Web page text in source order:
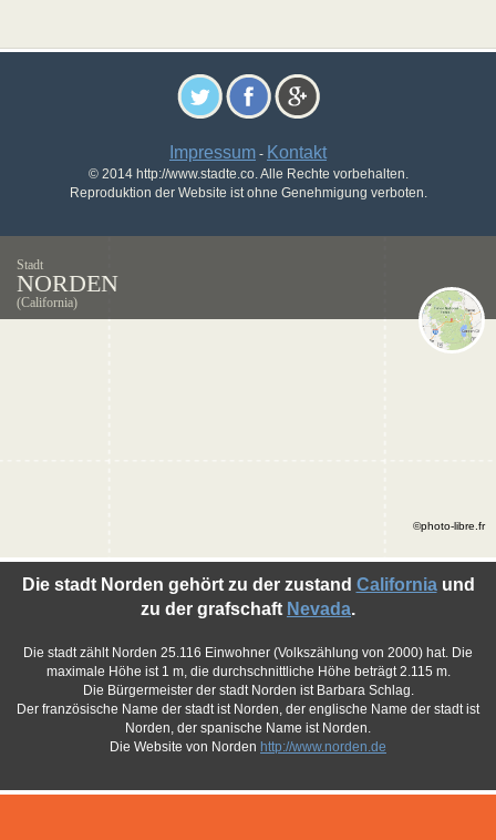
Impressum - Kontakt
© 2014 http://www.stadte.co. Alle Rechte vorbehalten.
Reproduktion der Website ist ohne Genehmigung verboten.
Stadt
NORDEN
(California)
Die stadt Norden gehört zu der zustand Californiaund
zu der grafschaft Nevada.
Die stadt zählt Norden 25.116 Einwohner (Volkszählung von 2000) hat. Die
maximale Höhe ist 1 m, die durchschnittliche Höhe beträgt 2.115 m.
Die Bürgermeister der stadt Norden ist Barbara Schlag.
Der französische Name der stadt ist Norden, der englische Name der stadt ist
Norden, der spanische Name ist Norden.
Die Website von Norden http://www.norden.de
©photo-libre.fr